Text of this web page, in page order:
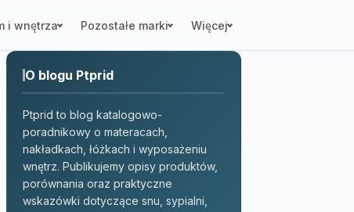
i wnętrza Pozostałe marki Więcej
O blogu Ptprid
Ptprid to blog katalogowo-
poradnikowy o materacach,
nakładkach, łóżkach i wyposażeniu
wnętrz. Publikujemy opisy produktów,
porównania oraz praktyczne
wskazówki dotyczące snu, sypialni,